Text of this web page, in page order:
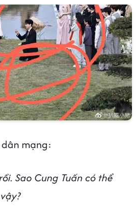
mạng:
Sao Cung Tuấn có thể